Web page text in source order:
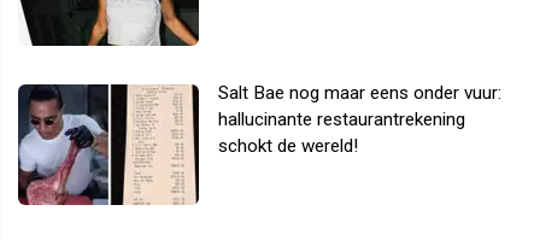
Salt Bae nog maar eens onder vuur:
hallucinante restaurantrekening
schokt de wereld!